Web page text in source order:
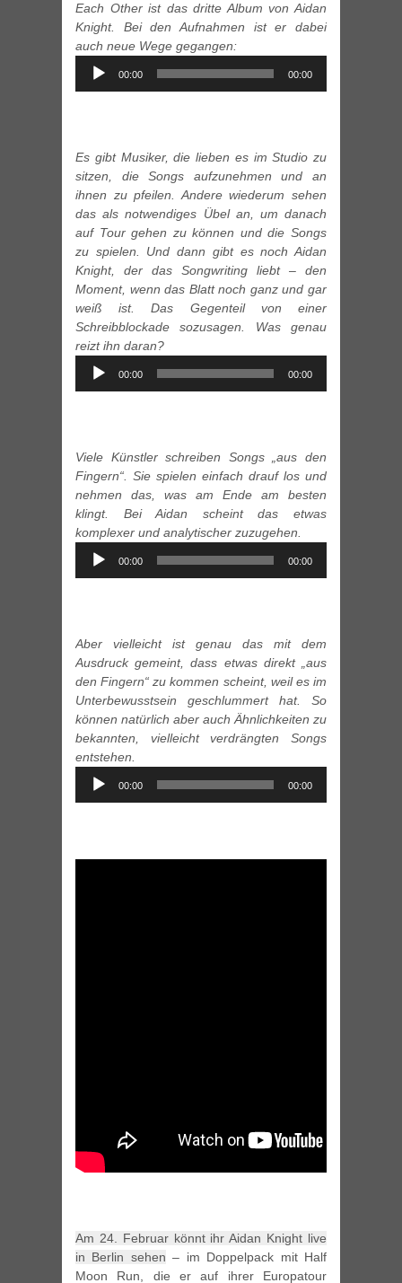
Each Other ist das dritte Album von Aidan
Knight. Bei den Aufnahmen ist er dabei
auch neue Wege gegangen:
Audio
Player
00:00 00:00
Es gibt Musiker, die lieben es im Studio zu
sitzen, die Songs aufzunehmen und an
ihnen zu pfeilen. Andere wiederum sehen
das als notwendiges Übel an, um danach
auf Tour gehen zu können und die Songs
zu spielen. Und dann gibt es noch Aidan
Knight, der das Songwriting liebt – den
Moment, wenn das Blatt noch ganz und gar
weiß ist. Das Gegenteil von einer
Schreibblockade sozusagen. Was genau
reizt ihn daran?
Audio
Player
00:00 00:00
Viele Künstler schreiben Songs „aus den
Fingern“. Sie spielen einfach drauf los und
nehmen das, was am Ende am besten
klingt. Bei Aidan scheint das etwas
komplexer und analytischer zuzugehen.
Audio
Player
00:00 00:00
Aber vielleicht ist genau das mit dem
Ausdruck gemeint, dass etwas direkt „aus
den Fingern“ zu kommen scheint, weil es im
Unterbewusstsein geschlummert hat. So
können natürlich aber auch Ähnlichkeiten zu
bekannten, vielleicht verdrängten Songs
entstehen.
Audio
Player
00:00 00:00
Am 24. Februar könnt ihr Aidan Knight live
in Berlin sehen – im Doppelpack mit Half
Moon Run, die er auf ihrer Europatour